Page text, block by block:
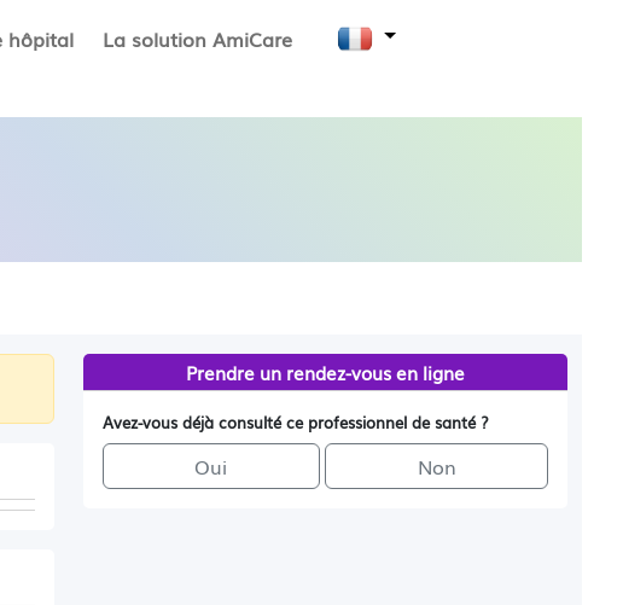
hôpital La solution AmiCare
Prendre un rendez-vous en ligne
Avez-vous déjà consulté ce professionnel de santé ?
Oui Non